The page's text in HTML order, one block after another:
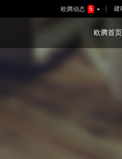
建
欧腾动态 5 
欧腾首页